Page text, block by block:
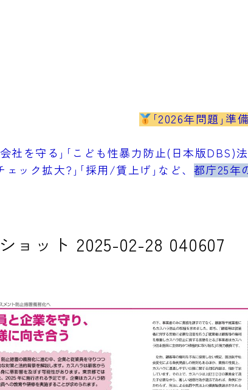
｢2026年問題｣準
社を守る｣｢こども性暴力防止(日本版DBS)
ェック拡大?｣｢採用/賃上げ｣など、 都庁25年
ョット 2025-02-28 040607